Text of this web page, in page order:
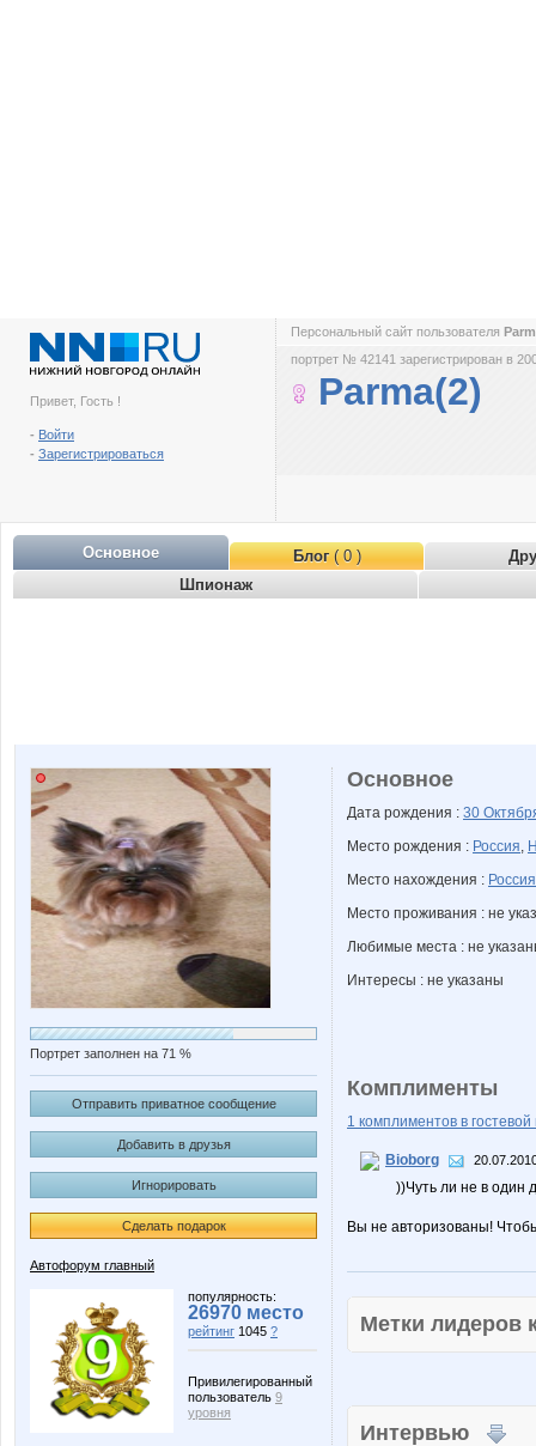
Привет, Гость !
- Войти
- Зарегистрироваться
Персональный сайт пользователя
портрет № 42141 зарегистрирован в
Parma(2)
Основное Блог( 0 )
Шпионаж
Портрет заполнен на 71 %
Отправить приватное сообщение
Добавить в друзья
Игнорировать
Сделать подарок
Автофорум главный
популярность:
26970 место
рейтинг 1045 ?
Привилегированный
пользователь 9
уровня
Основное
Дата рождения : 30
Место рождения : Россия,
Место нахождения : Россия
Место проживания : не
Любимые места : не
Интересы : не указаны
Комплименты
1 комплиментов в гостевой
Bioborg
))Чуть ли не в один
Вы не авторизованы!
Метки
Интервью